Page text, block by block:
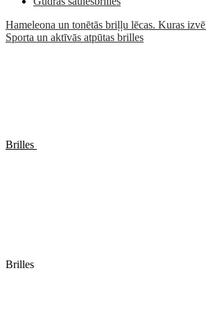
Hameleona un tonētās briļļu lēcas. Kuras
Sporta un aktīvās atpūtas brilles
Brilles
Brilles